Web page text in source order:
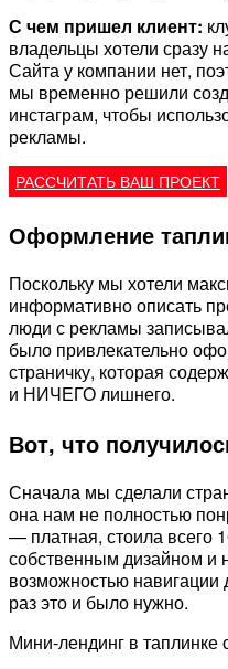
С чем пришел клиент:
владельцы хотели сразу
Сайта у компании нет,
мы временно решили
инстаграм, чтобы
рекламы.
РАССЧИТАТЬ ВАШ ПРОЕКТ
Оформление
Поскольку мы хотели
информативно описать
люди с рекламы
было привлекательно
страничку, которая
и НИЧЕГО лишнего.
Вот, что
Сначала мы сделали
она нам не полностью
— платная, стоила всего
собственным дизайном и
возможностью навигации
раз это и было нужно.
Мини-лендинг в таплинке